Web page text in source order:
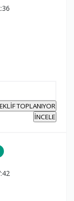
TOPLANIYOR
İNCELE